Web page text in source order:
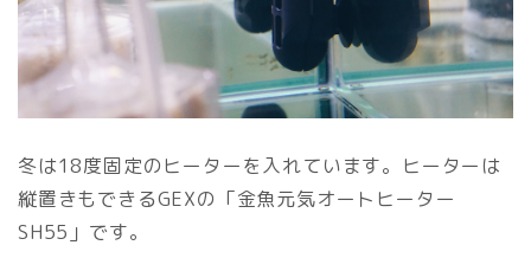
冬は18度固定のヒーターを入れています。ヒーターは
縦置きもできるGEXの「金魚元気オートヒーター
SH55」です。